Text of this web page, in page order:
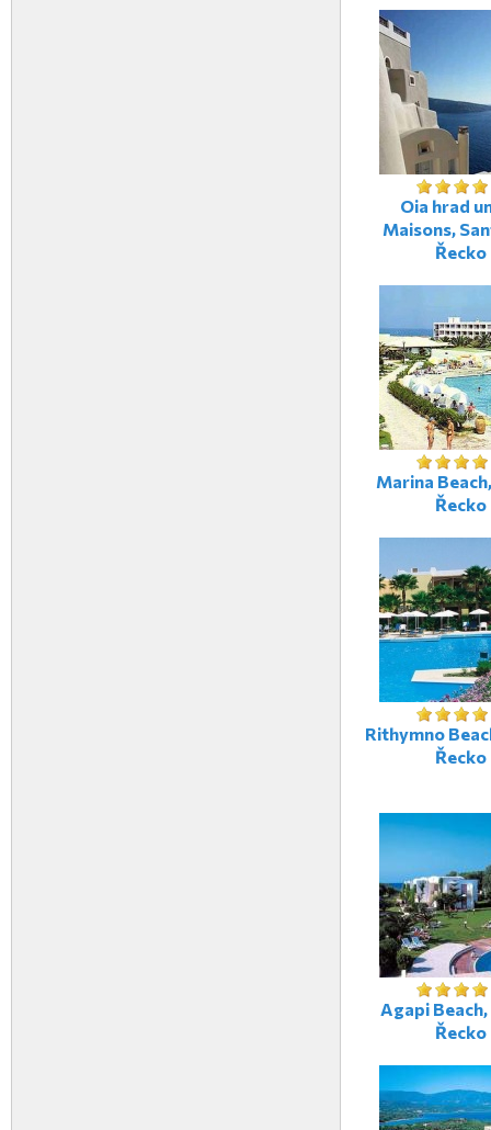
Oia hrad
Maisons,
Řecko
Marina
Řecko
Rithymno
Řecko
Agapi
Řecko